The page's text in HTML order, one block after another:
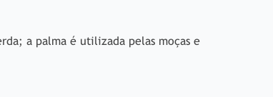
a palma é utilizada pelas moças e